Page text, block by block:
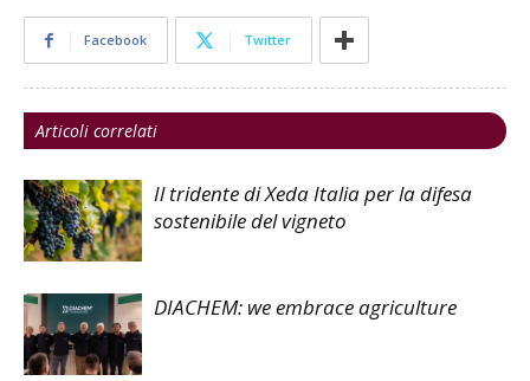
Facebook Twitter
Articoli correlati
Il tridente di Xeda Italia per la difesa
sostenibile del vigneto
DIACHEM: we embrace agriculture